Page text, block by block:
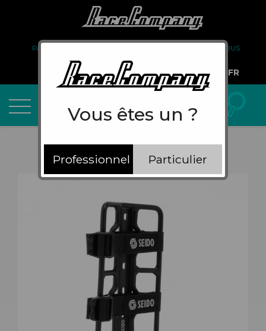
PARTENARIAT
À PROPOS DE NOUS
COMPTE PRO
FR
Vous êtes un ?
Professionnel Particulier